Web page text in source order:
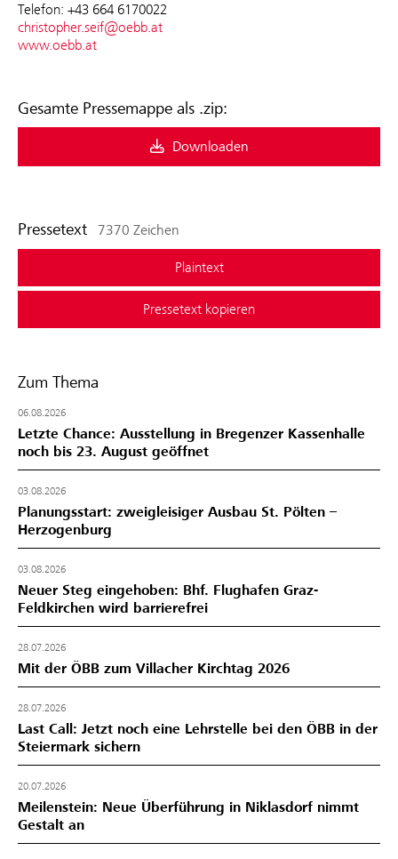
Telefon: +43 664 6170022
christopher.seif@oebb.at
www.oebb.at
Gesamte Pressemappe als .zip:
Downloaden
Pressetext 7370 Zeichen
Plaintext
Pressetext kopieren
Zum Thema
06.08.2026
Letzte Chance: Ausstellung in Bregenzer Kassenhalle
noch bis 23. August geöffnet
03.08.2026
Planungsstart: zweigleisiger Ausbau St. Pölten –
Herzogenburg
03.08.2026
Neuer Steg eingehoben: Bhf. Flughafen Graz-
Feldkirchen wird barrierefrei
28.07.2026
Mit der ÖBB zum Villacher Kirchtag 2026
28.07.2026
Last Call: Jetzt noch eine Lehrstelle bei den ÖBB in der
Steiermark sichern
20.07.2026
Meilenstein: Neue Überführung in Niklasdorf nimmt
Gestalt an